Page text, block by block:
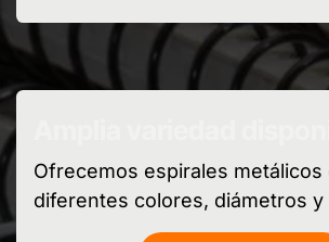
Ofrecemos espirales metálicos
diferentes colores, diámetros y